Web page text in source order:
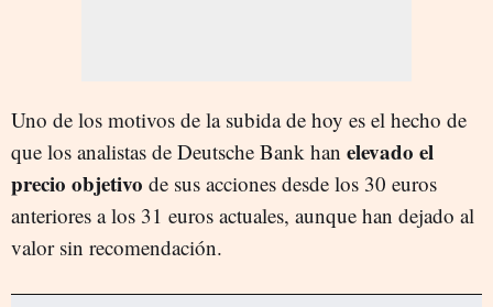
Uno de los motivos de la subida de hoy es el hecho de
que los analistas de Deutsche Bank han elevado el
precio objetivo de sus acciones desde los 30 euros
anteriores a los 31 euros actuales, aunque han dejado al
valor sin recomendación.